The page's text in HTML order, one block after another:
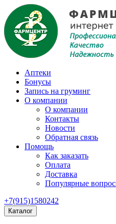
Аптеки
Бонусы
Запись на груминг
О компании
О компании
Контакты
Новости
Обратная связь
Помощь
Как заказать
Оплата
Доставка
Популярные
+7(915)1580242
Каталог